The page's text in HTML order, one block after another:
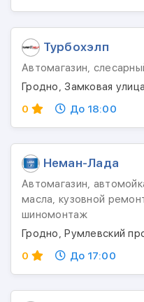
Турбохэлп
Автомагазин,
Гродно, Замковая
0
До 18:00
Неман-Лада
Автомагазин,
масла, кузовной
шиномонтаж
Гродно, Румлевский
0
До 17:00